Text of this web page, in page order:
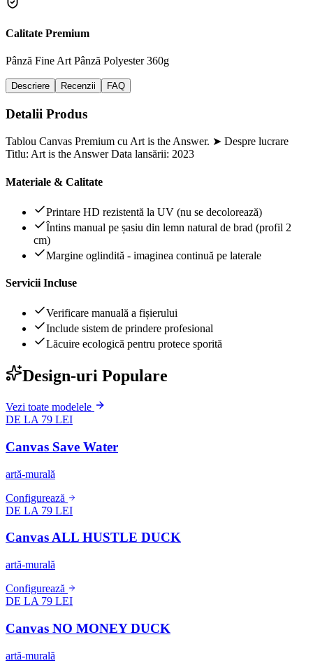
Calitate Premium
Pânză Fine Art Pânză Polyester 360g
Descriere Recenzii FAQ
Detalii Produs
Tablou Canvas Premium cu Art is the Answer. ➤ Despre lucrare
Titlu: Art is the Answer Data lansării: 2023
Materiale & Calitate
Printare HD rezistentă la UV (nu se decolorează)
Întins manual pe șasiu din lemn natural de brad (profil 2
cm)
Margine oglindită - imaginea continuă pe laterale
Servicii Incluse
Verificare manuală a fișierului
Include sistem de prindere profesional
Lăcuire ecologică pentru protece sporită
Design-uri Populare
Vezi toate modelele
DE LA 79 LEI
Canvas Save Water
artă-murală
Configurează
DE LA 79 LEI
Canvas ALL HUSTLE DUCK
artă-murală
Configurează
DE LA 79 LEI
Canvas NO MONEY DUCK
artă-murală